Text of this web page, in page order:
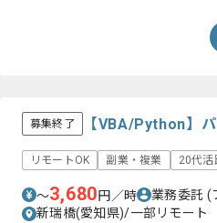
募集終了 【VBA/Python】
リモートOK 副業・複業 20代活
〜3,680円／時 業務委託 (
新瑞橋(愛知県)/一部リモート